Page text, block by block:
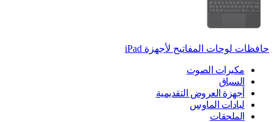
حافظات لوحات المفاتيح لأجهزة ‏iPad
مكبرات الصوت
السباق
أجهزة العروض التقديمية
لبادات الماوس
الملحقات